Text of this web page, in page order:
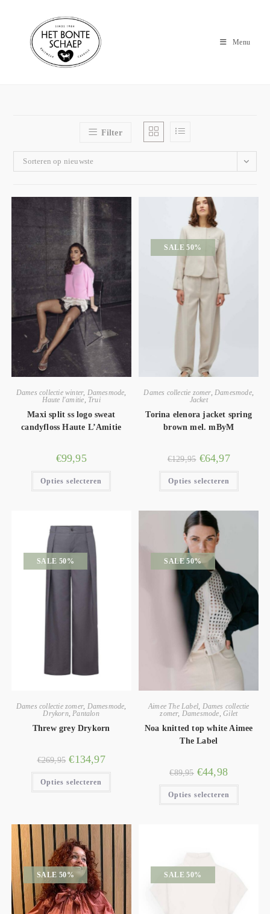
Menu
Filter
Sorteren op nieuwste
Dames collectie winter, Damesmode
Haute l'amitie Trui
Maxi split ss logo sweat
candyfloss Haute L’Amitie
€99,95
Opties selecteren
SALE 50%
Dames collectie zomer, Damesmode,
Jacket
Torina elenora jacket spring
brown mel. mByM
€129,95 €64,97
Opties selecteren
SALE 50%
Dames collectie zomer, Damesmode
Drykorn, Pantalon
Threw grey Drykorn
€269,95 €134,97
Opties selecteren
SALE 50%
Aimee The Label Dames collectie
zomer, Damesmode ,Gilet
Noa knitted top white Aimee
The Label
€89,95 €44,98
Opties selecteren
SALE 50% SALE 50%